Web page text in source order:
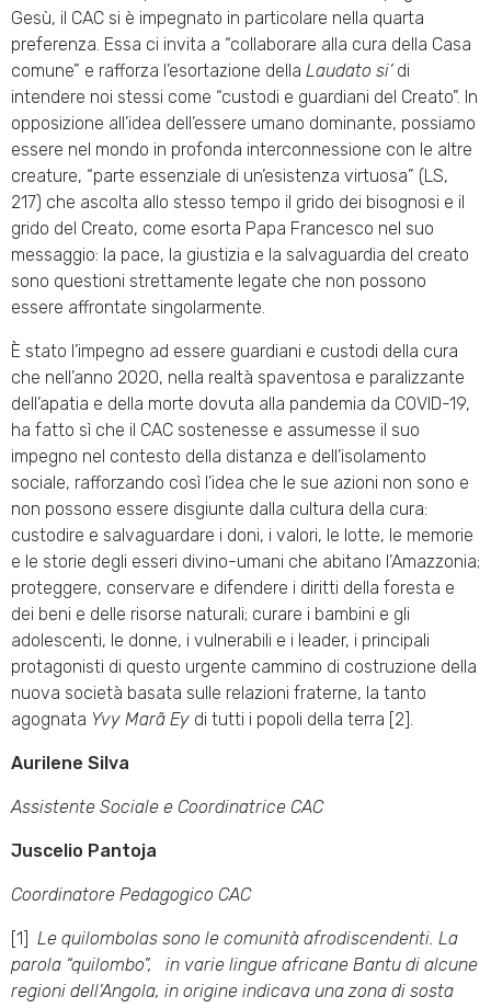
Gesù, il CAC si è impegnato in particolare nella quarta
preferenza. Essa ci invita a “collaborare alla cura della Casa
comune” e rafforza l’esortazione della Laudato si’ di
intendere noi stessi come “custodi e guardiani del Creato”. In
opposizione all’idea dell’essere umano dominante, possiamo
essere nel mondo in profonda interconnessione con le altre
creature, “parte essenziale di un’esistenza virtuosa” (LS,
217) che ascolta allo stesso tempo il grido dei bisognosi e il
grido del Creato, come esorta Papa Francesco nel suo
messaggio: la pace, la giustizia e la salvaguardia del creato
sono questioni strettamente legate che non possono
essere affrontate singolarmente.
È stato l’impegno ad essere guardiani e custodi della cura
che nell’anno 2020, nella realtà spaventosa e paralizzante
dell’apatia e della morte dovuta alla pandemia da COVID-19,
ha fatto sì che il CAC sostenesse e assumesse il suo
impegno nel contesto della distanza e dell’isolamento
sociale, rafforzando così l’idea che le sue azioni non sono e
non possono essere disgiunte dalla cultura della cura:
custodire e salvaguardare i doni, i valori, le lotte, le memorie
e le storie degli esseri divino-umani che abitano l’Amazzonia;
proteggere, conservare e difendere i diritti della foresta e
dei beni e delle risorse naturali; curare i bambini e gli
adolescenti, le donne, i vulnerabili e i leader, i principali
protagonisti di questo urgente cammino di costruzione della
nuova società basata sulle relazioni fraterne, la tanto
agognata Yvy Marã Ey di tutti i popoli della terra [2].
Aurilene Silva
Assistente Sociale e Coordinatrice CAC
Juscelio Pantoja
Coordinatore Pedagogico CAC
[1] L e quilombolas sono le comunità afrodiscendenti. La
parola “quilombo”, in varie lingue africane Bantu di alcune
regioni dell’Angola, in origine indicava una zona di sosta